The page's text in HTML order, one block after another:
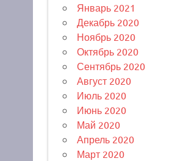
Январь 2021
Декабрь 2020
Ноябрь 2020
Октябрь 2020
Сентябрь 2020
Август 2020
Июль 2020
Июнь 2020
Май 2020
Апрель 2020
Март 2020